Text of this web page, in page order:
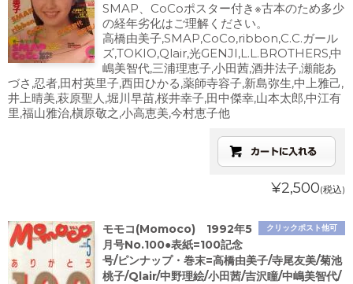
SMAP、CoCoポスター付き※古本のため多少
の経年劣化はご理解ください。
高橋由美子,SMAP,CoCo,ribbon,C.C.ガール
ズ,TOKIO,Qlair,光GENJI,L.L.BROTHERS,中
嶋美智代,三浦理恵子,小田茜,酒井法子,瀬能あ
づさ,忍者,田村英里子,西田ひかる,薬師寺容子,新島弥生,中上雅己,
井上晴美,萩原聖人,堀川早苗,桜井幸子,田中傑幸,山本太郎,中江有
里,福山雅治,槇原敬之,小高恵美,今村恵子他
¥2,500(税込)
クリックポスト他可
モモコ(Momoco) 1992年5
月号No.100●表紙=100記念
号/ピンナップ・巻末=高橋由美子/寺尾友美/菊池
桃子/Qlair/中野理絵/小田茜/吉沢瞳/中嶋美智代/